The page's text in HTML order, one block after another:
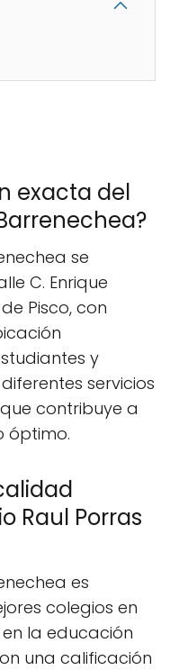
exacta del
se
C. Enrique
Pisco, con
y
servicios
contribuye a
óptimo.
Raul Porras
es
colegios en
la educación
una calificación